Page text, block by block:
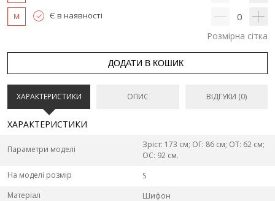
M Є в наявності 0
Розмірна сітка
ДОДАТИ В КОШИК
ХАРАКТЕРИСТИКИ ОПИС ВІДГУКИ (0)
ХАРАКТЕРИСТИКИ
Параметри моделі
Зріст: 173 см; ОГ: 86 см; ОТ: 62 см;
ОС: 92 см.
На моделі розмір
S
Матеріал
Шифон